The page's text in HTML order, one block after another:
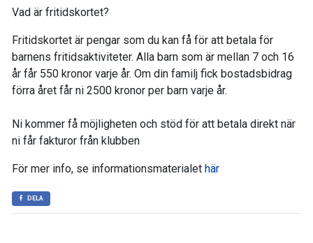
Vad är fritidskortet?
Fritidskortet är pengar som du kan få för att betala för
barnens fritidsaktiviteter. Alla barn som är mellan 7 och 16
år får 550 kronor varje år. Om din familj fick bostadsbidrag
förra året får ni 2500 kronor per barn varje år.
Ni kommer få möjligheten och stöd för att betala direkt när
ni får fakturor från klubben
För mer info, se informationsmaterialet här
DELA